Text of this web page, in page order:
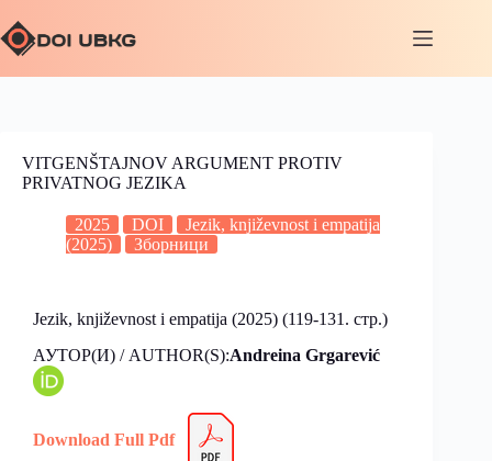
VITGENŠTAJNOV ARGUMENT PROTIV
PRIVATNOG JEZIKA
2025 DOI
Jezik, književnost i empatija
(2025)
Зборници
Jezik, književnost i empatija (2025) (119-131. стр.)
АУТОР(И) / AUTHOR(S):Andreina Grgarević
Download Full Pdf